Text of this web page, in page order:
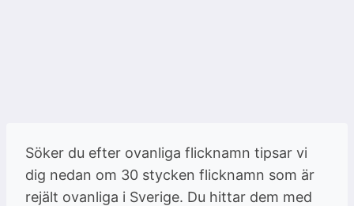
Söker du efter ovanliga flicknamn tipsar vi
dig nedan om 30 stycken flicknamn som är
rejält ovanliga i Sverige. Du hittar dem med